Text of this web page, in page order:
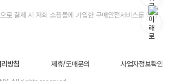
로 결제 시 저희 소핑몰에 가입한 구매안전서비스를 이용
방침 제휴/도매문의 사업자정보확인